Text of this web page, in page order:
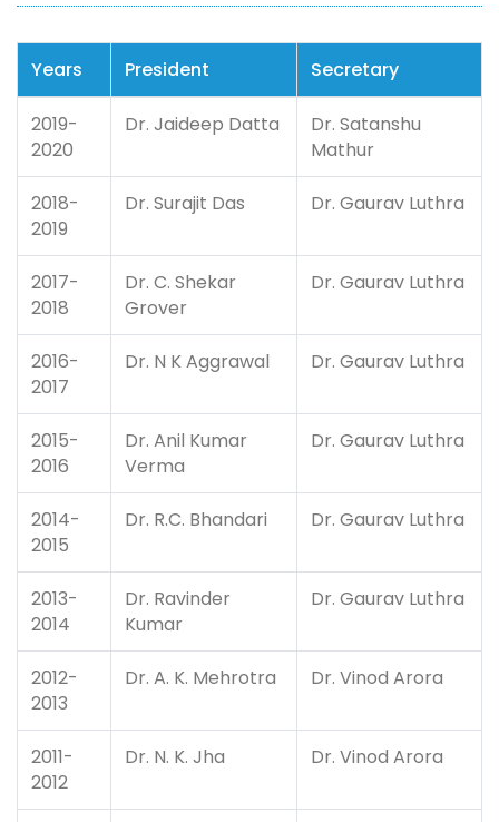
Years President Secretary
2019-
2020
Dr. Jaideep Datta
Dr. Satanshu
Mathur
2018-
2019
Dr. Surajit Das Dr. Gaurav Luthra
2017-
2018
Dr. C. Shekar
Grover
Dr. Gaurav Luthra
2016-
2017
Dr. N K Aggrawal Dr. Gaurav Luthra
2015-
2016
Dr. Anil Kumar
Verma
Dr. Gaurav Luthra
2014-
2015
Dr. R.C. Bhandari Dr. Gaurav Luthra
2013-
2014
Dr. Ravinder
Kumar
Dr. Gaurav Luthra
2012-
2013
Dr. A. K. Mehrotra Dr. Vinod Arora
2011-
2012
Dr. N. K. Jha Dr. Vinod Arora